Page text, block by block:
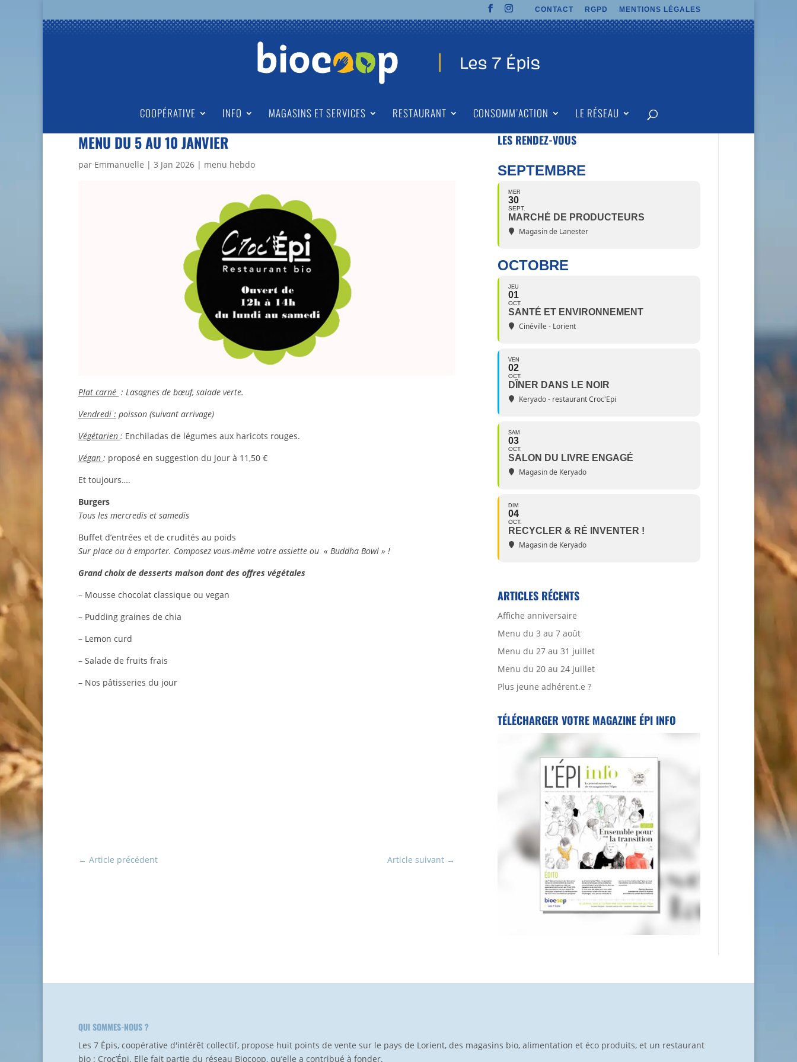
CONTACT RGPD MENTIONS LÉGALES
COOPÉRATIVE INFO MAGASINS ET SERVICES RESTAURANT CONSOMM’ACTION LE RÉSEAU
MENU DU 5 AU 10 JANVIER
par Emmanuelle | 3 Jan 2026 | menu hebdo
Plat carné : Lasagnes de bœuf, salade verte.
Vendredi : poisson (suivant arrivage)
Végétarien : Enchiladas de légumes aux haricots rouges.
Végan : proposé en suggestion du jour à 11,50 €
Et toujours….
Burgers
Tous les mercredis et samedis
Buffet d’entrées et de crudités au poids
Sur place ou à emporter. Composez vous-même votre assiette ou « Buddha Bowl » !
Grand choix de desserts maison dont des offres végétales
– Mousse chocolat classique ou vegan
– Pudding graines de chia
– Lemon curd
– Salade de fruits frais
– Nos pâtisseries du jour
← Article précédent Article suivant →
LES RENDEZ-VOUS
SEPTEMBRE
MER
30
SEPT.
MARCHÉ DE PRODUCTEURS
Magasin de Lanester
OCTOBRE
JEU
01
OCT.
SANTÉ ET ENVIRONNEMENT
Cinéville - Lorient
VEN
02
OCT.
DÎNER DANS LE NOIR
Keryado - restaurant Croc'Epi
SAM
03
OCT.
SALON DU LIVRE ENGAGÉ
Magasin de Keryado
DIM
04
OCT.
RECYCLER & RÉ INVENTER !
Magasin de Keryado
ARTICLES RÉCENTS
Affiche anniversaire
Menu du 3 au 7 août
Menu du 27 au 31 juillet
Menu du 20 au 24 juillet
Plus jeune adhérent.e ?
TÉLÉCHARGER VOTRE MAGAZINE ÉPI INFO
QUI SOMMES-NOUS ?
Les 7 Épis, coopérative d'intérêt collectif, propose huit points de vente sur le pays de Lorient, des magasins bio, alimentation et éco produits, et un restaurant
bio : Croc’Épi. Elle fait partie du réseau Biocoop, qu’elle a contribué à fonder.